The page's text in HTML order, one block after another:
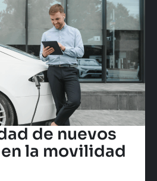
de nuevos
la movilidad